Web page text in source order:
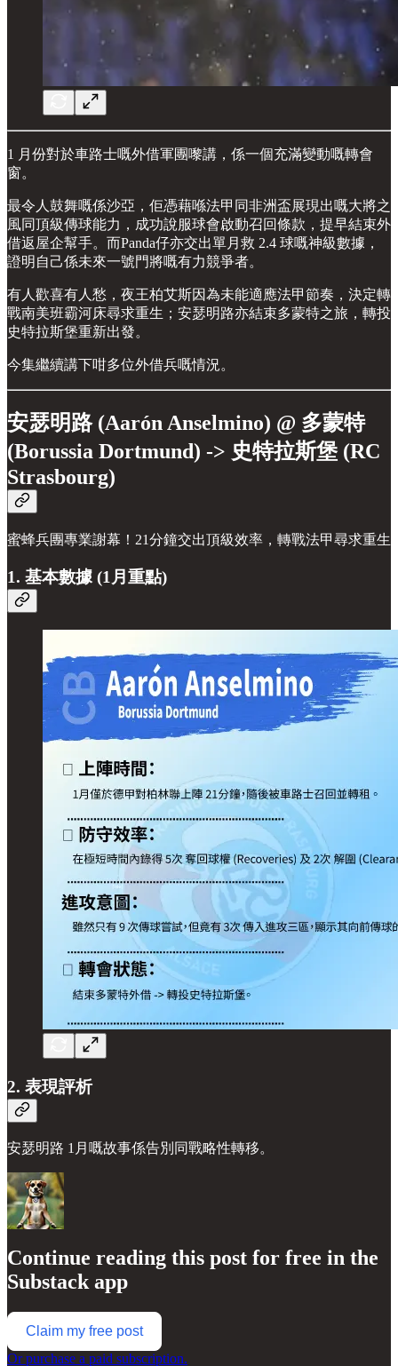
1 月份對於車路士嘅外借軍團嚟講，係一個充滿變動嘅轉會
窗。
最令人鼓舞嘅係沙亞，佢憑藉喺法甲同非洲盃展現出嘅大將之
風同頂級傳球能力，成功說服球會啟動召回條款，提早結束外
借返屋企幫手。而Panda仔亦交出單月救 2.4 球嘅神級數據，
證明自己係未來一號門將嘅有力競爭者。
有人歡喜有人愁，夜王柏艾斯因為未能適應法甲節奏，決定轉
戰南美班霸河床尋求重生；安瑟明路亦結束多蒙特之旅，轉投
史特拉斯堡重新出發。
今集繼續講下咁多位外借兵嘅情況。
安瑟明路 (Aarón Anselmino) @ 多蒙特
(Borussia Dortmund) -> 史特拉斯堡 (RC
Strasbourg)
蜜蜂兵團專業謝幕！21分鐘交出頂級效率，轉戰法甲尋求重生
1. 基本數據 (1月重點)
2. 表現評析
安瑟明路 1月嘅故事係告別同戰略性轉移。
Continue reading this post for free in the
Substack app
Claim my free post
Or purchase a paid subscription.